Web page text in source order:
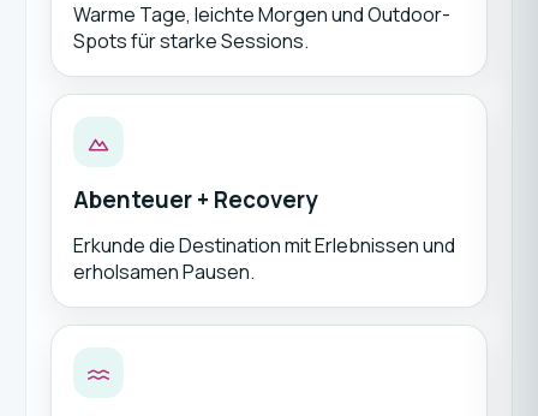
Warme Tage, leichte Morgen und Outdoor-
Spots für starke Sessions.
Abenteuer + Recovery
Erkunde die Destination mit Erlebnissen und
erholsamen Pausen.